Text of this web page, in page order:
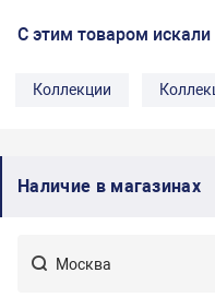
С этим товаром искали
Коллекции
Наличие в магазинах